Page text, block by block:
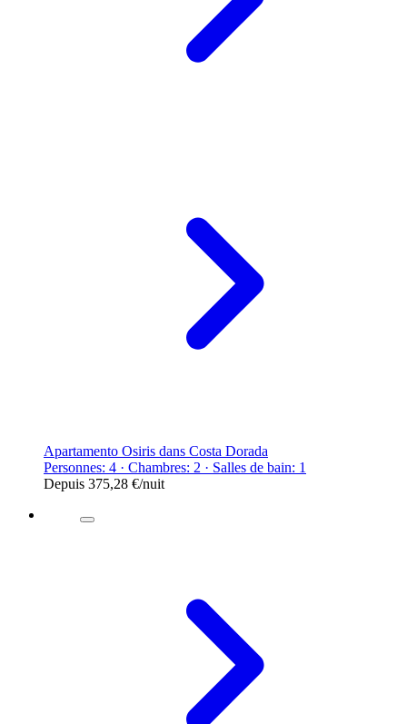
Apartamento Osiris dans Costa Dorada
Personnes: 4 · Chambres: 2 · Salles de bain: 1
Depuis 375,28 €/nuit